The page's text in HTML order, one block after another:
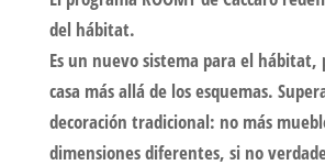
del hábitat.
Es un nuevo sistema para el hábitat,
casa más allá de los esquemas.
decoración tradicional: no más
dimensiones diferentes, si no